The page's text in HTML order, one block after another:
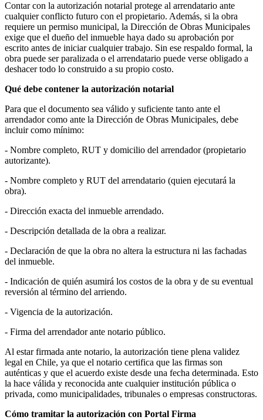
Contar con la autorización notarial protege al arrendatario ante
cualquier conflicto futuro con el propietario. Además, si la obra
requiere un permiso municipal, la Dirección de Obras Municipales
exige que el dueño del inmueble haya dado su aprobación por
escrito antes de iniciar cualquier trabajo. Sin ese respaldo formal, la
obra puede ser paralizada o el arrendatario puede verse obligado a
deshacer todo lo construido a su propio costo.
Qué debe contener la autorización notarial
Para que el documento sea válido y suficiente tanto ante el
arrendador como ante la Dirección de Obras Municipales, debe
incluir como mínimo:
- Nombre completo, RUT y domicilio del arrendador (propietario
autorizante).
- Nombre completo y RUT del arrendatario (quien ejecutará la
obra).
- Dirección exacta del inmueble arrendado.
- Descripción detallada de la obra a realizar.
- Declaración de que la obra no altera la estructura ni las fachadas
del inmueble.
- Indicación de quién asumirá los costos de la obra y de su eventual
reversión al término del arriendo.
- Vigencia de la autorización.
- Firma del arrendador ante notario público.
Al estar firmada ante notario, la autorización tiene plena validez
legal en Chile, ya que el notario certifica que las firmas son
auténticas y que el acuerdo existe desde una fecha determinada. Esto
la hace válida y reconocida ante cualquier institución pública o
privada, como municipalidades, tribunales o empresas constructoras.
Cómo tramitar la autorización con Portal Firma